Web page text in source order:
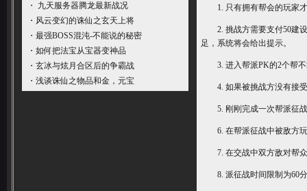
・
九天服务器腾龙最新战况
・ 风云变幻的诛仙之玄天上将
・最强BOSS混沌-不能说的秘密
・如何把法宝从宝器变神品
・玄冰与炫月合区后的争霸战
・浅谈诛仙之物品和金，元宝
1. 只有拥有帮会的玩家
2. 挑战方需要支付50建设
足，系统将会给出提示。
3. 进入帮派PK的2个帮不
4. 如果被挑战方没有接受
5. 刚刚完成一次帮派征战
6. 在帮派征战中被敌方玩
7. 在交战中双方敌对帮众
8. 派征战时间限制为60分